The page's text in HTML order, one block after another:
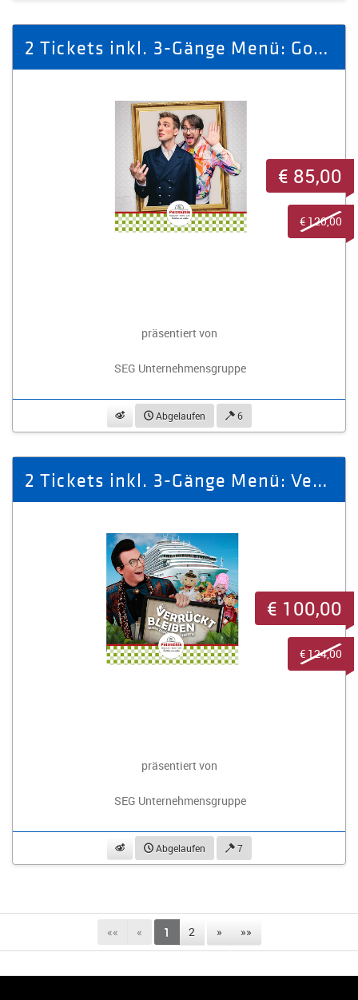
2 Tickets inkl. 3-Gänge Menü: Goethe Zeiten, schlechte Zeiten
präsentiert von
SEG Unternehmensgruppe
beobachtenAbgelaufen 6
€ 85,00
€ 120,00
2 Tickets inkl. 3-Gänge Menü: Verrückt bleiben-Wenn Puppen einschiffen
präsentiert von
SEG Unternehmensgruppe
beobachtenAbgelaufen 7
€ 100,00
€ 124,00
«« « 1 2 » »»